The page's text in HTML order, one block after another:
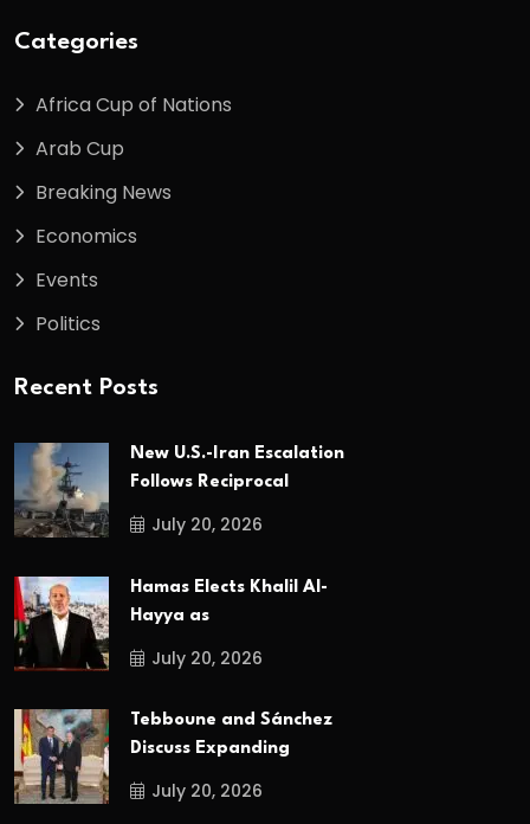
Categories
Africa Cup of Nations
Arab Cup
Breaking News
Economics
Events
Politics
Recent Posts
New U.S.-Iran Escalation
Follows Reciprocal
July 20, 2026
Hamas Elects Khalil Al-
Hayya as
July 20, 2026
Tebboune and Sánchez
Discuss Expanding
July 20, 2026